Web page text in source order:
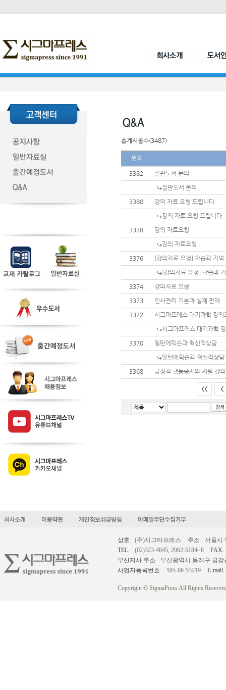
총게시물수(3487)
번호
3382
절판도서 문의
절판도서 문의
3380
강의 자료 요청 드립니다.
강의 자료 요청 드립니다.
3378
강의 자료요청
강의 자료요청
3376
[강의자료 요청] 학습과 기
[강의자료 요청] 학습과
3374
강의자료 요청
3373
인사관리 기본과 실제 판매
3372
시그마프레스 대기과학 강의
시그마프레스 대기과학
3370
밀턴에릭슨과 혁신적상담
밀턴에릭슨과 혁신적상담
3368
긍정적 행동중재와 지원 강
<< <
상호 (주)시그마프레스 주소
서울시
TEL.
(02)323-4845, 2062-5184~8
FAX.
부산지사 주소
부산광역시 동래구 금강
사업자등록번호
105-86-53219 E-mail.
Copyright © SigmaPress All Rights